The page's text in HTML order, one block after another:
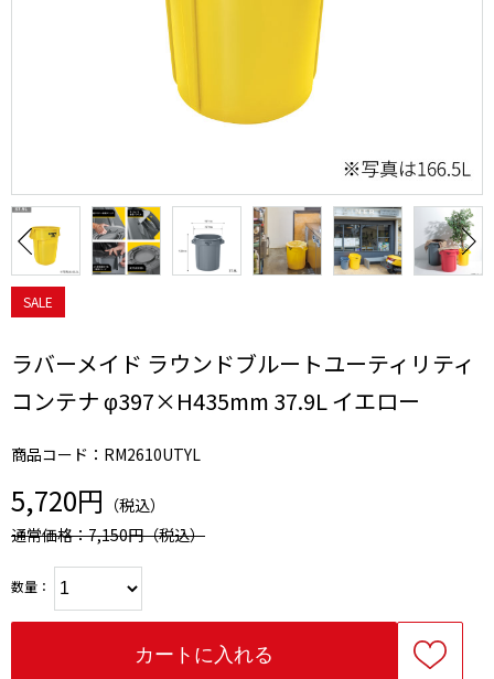
SALE
ラバーメイド ラウンドブルートユーティリティ
コンテナ φ397×H435mm 37.9L イエロー
商品コード：RM2610UTYL
5,720円 （税込）
通常価格：7,150円（税込）
数量：